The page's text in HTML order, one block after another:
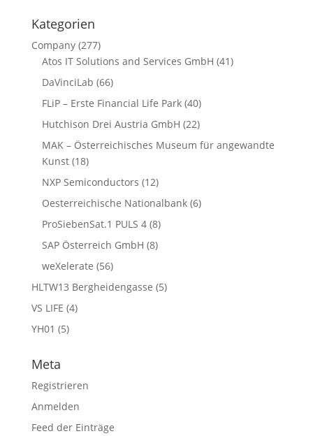
Kategorien
Company(277)
Atos IT Solutions and Services GmbH (41)
DaVinciLab (66)
FLiP – Erste Financial Life Park(40)
Hutchison Drei Austria GmbH (22)
MAK – Österreichisches Museum für angewandte
Kunst(18)
NXP Semiconductors (12)
Oesterreichische Nationalbank(6)
ProSiebenSat.1 PULS 4(8)
SAP Österreich GmbH (8)
weXelerate (56)
HLTW13 Bergheidengasse (5)
VS LIFE (4)
YH01 (5)
Meta
Registrieren
Anmelden
Feed der Einträge